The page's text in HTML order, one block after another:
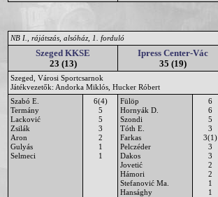
NB I., rájátszás, alsóház, 1. forduló
Szeged KKSE
23 (13)
Ipress Center-Vác
35 (19)
Szeged, Városi Sportcsarnok
Játékvezetők: Andorka Miklós, Hucker Róbert
Szabó E.
Termány
Lacković
Zsilák
Aron
Gulyás
Selmeci
6(4)
5
5
3
2
1
1
Fülöp
Hornyák D.
Szondi
Tóth E.
Farkas
Pelczéder
Dakos
Jovetić
Hámori
Stefanović Ma.
Hansághy
6
6
5
3
3(1)
3
3
2
2
1
1